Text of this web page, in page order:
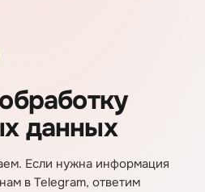
данных
Если нужна информация
в Telegram, ответим